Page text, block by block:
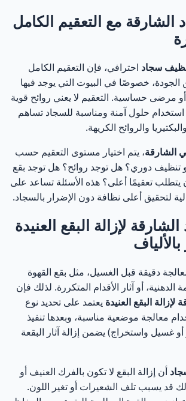
مع التعقيم الكامل
سجاد احترافي، فإن التعقيم الكامل
خصوصًا في البيوت التي يوجد فيها
مرضى حساسية. التعقيم لا يعني روائح قوية
حلول آمنة ومناسبة للسجاد تساهم
والروائح الكريهة.
الشارقة، يتم اختيار مستوى التعقيم حسب
تنظيف دوري؟ هل توجد روائح؟ هل توجد بقع
تعقيمًا أعلى؟ هذه الأسئلة تساعد على
لتحقيق أعلى نظافة دون الإضرار بالسجاد.
لإزالة البقع العنيدة
دقيقة قبل الغسيل، مثل بقع القهوة
الدهنية، أو آثار الأقدام المتكررة. لذلك فإن
البقع العنيدة يعتمد على تحديد نوع
معالجة موضعية مناسبة، وبعدها تنفيذ
غسيل واستخراج) يضمن إزالة آثار البقعة
أن إزالة البقع لا تكون بالفرك العنيف أو
ذلك قد يسبب تلف الشعيرات أو تغير اللون.